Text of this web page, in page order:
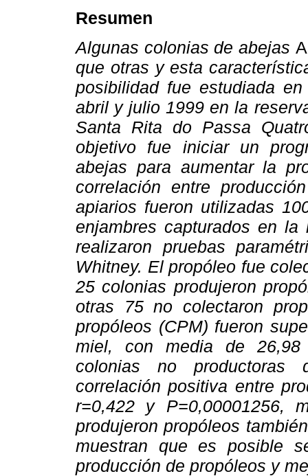
Resumen
Algunas colonias de abejas
que otras y esta
posibilidad fue estudiada
abril y julio 1999 en la
Santa Rita do Passa
objetivo fue iniciar un
abejas para aumentar la
correlación entre
apiarios fueron utilizadas
enjambres capturados en
realizaron pruebas
Whitney. El propóleo fue
25 colonias produjeron
otras 75 no colectaron
propóleos (CPM) fueron
miel, con media de
colonias no productoras
correlación positiva entre
r=0,422 y P=0,00001256,
produjeron propóleos
muestran que es posible
producción de propóleos y